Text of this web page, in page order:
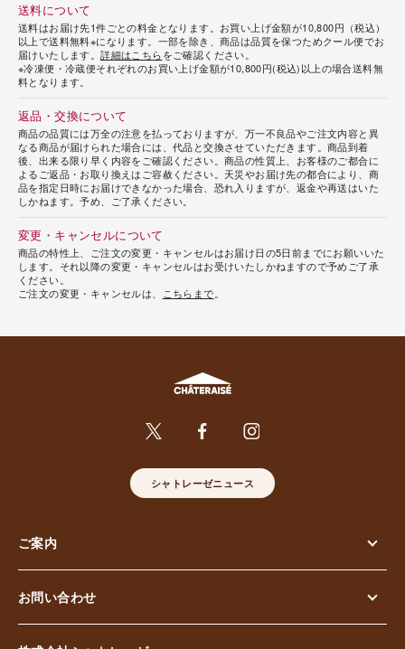
送料について
送料はお届け先1件ごとの料金となります。お買い上げ金額が10,800円（税込）
以上で送料無料※になります。一部を除き、商品は品質を保つためクール便でお
届けいたします。詳細はこちらをご確認ください。
※冷凍便・冷蔵便それぞれのお買い上げ金額が10,800円(税込)以上の場合送料無
料となります。
返品・交換について
商品の品質には万全の注意を払っておりますが、万一不良品やご注文内容と異
なる商品が届けられた場合には、代品と交換させていただきます。商品到着
後、出来る限り早く内容をご確認ください。商品の性質上、お客様のご都合に
よるご返品・お取り換えはご容赦ください。天災やお届け先の都合により、商
品を指定日時にお届けできなかった場合、恐れ入りますが、返金や再送はいた
しかねます。予め、ご了承ください。
変更・キャンセルについて
商品の特性上、ご注文の変更・キャンセルはお届け日の5日前までにお願いいた
します。それ以降の変更・キャンセルはお受けいたしかねますので予めご了承
ください。
ご注文の変更・キャンセルは、
こちらまで
シャトレーゼニュース
ご案内
お問い合わせ